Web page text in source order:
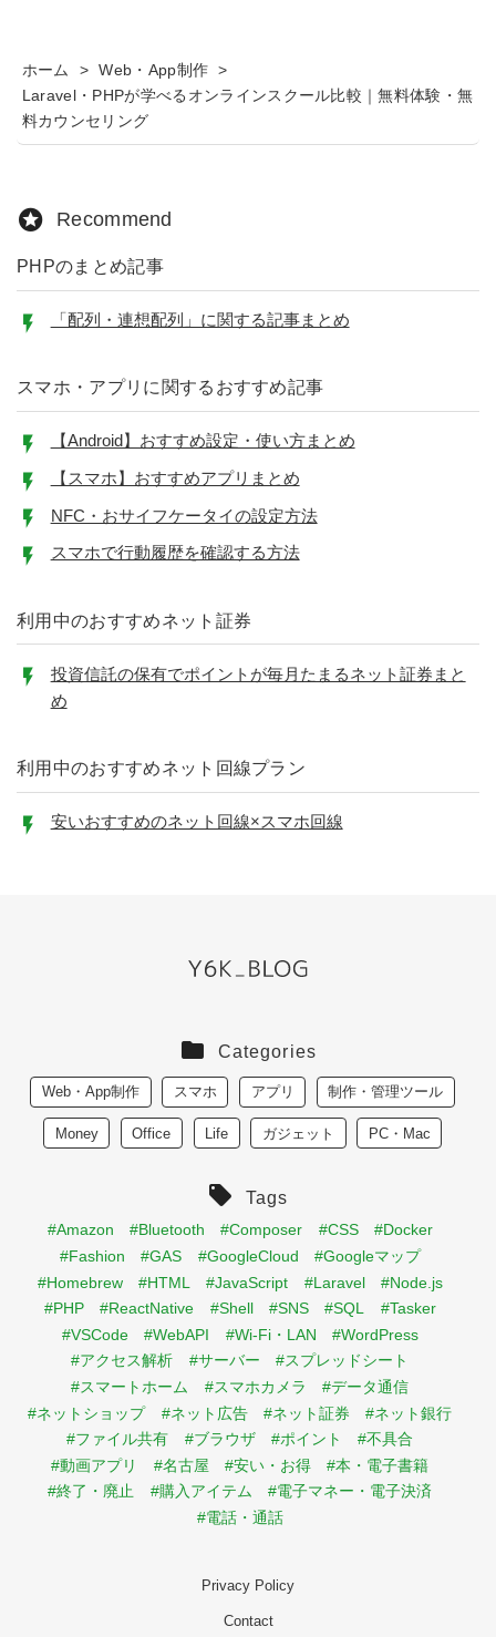
ホーム > Web・App制作 >
Laravel・PHPが学べるオンラインスクール比較｜無料体験・無
料カウンセリング
Recommend
PHPのまとめ記事
「配列・連想配列」に関する記事まとめ
スマホ・アプリに関するおすすめ記事
【Android】おすすめ設定・使い方まとめ
【スマホ】おすすめアプリまとめ
NFC・おサイフケータイの設定方法
スマホで行動履歴を確認する方法
利用中のおすすめネット証券
投資信託の保有でポイントが毎月たまるネット証券まと
め
利用中のおすすめネット回線プラン
安いおすすめのネット回線×スマホ回線
Categories
Web・App制作 スマホ アプリ 制作・管理ツール
Money Office Life ガジェット PC・Mac
Tags
#Amazon #Bluetooth #Composer #CSS
#Docker
#Fashion
#GAS #GoogleCloud
#Googleマップ
#Homebrew
#HTML #JavaScript #Laravel
#Node.js
#PHP
#ReactNative #Shell #SNS #SQL
#Tasker
#VSCode
#WebAPI #Wi-Fi・LAN
#WordPress
#アクセス解析
#サーバー
#スプレッドシート
#スマートホーム
#スマホカメラ
#データ通信
#ネットショップ
#ネット広告 #ネット証券
#ネット銀行
#ファイル共有
#ブラウザ #ポイント
#不具合
#動画アプリ
#名古屋 #安い・お得
#本・電子書籍
#終了・廃止
#購入アイテム
#電子マネー・電子決済
#電話・通話
Privacy Policy
Contact